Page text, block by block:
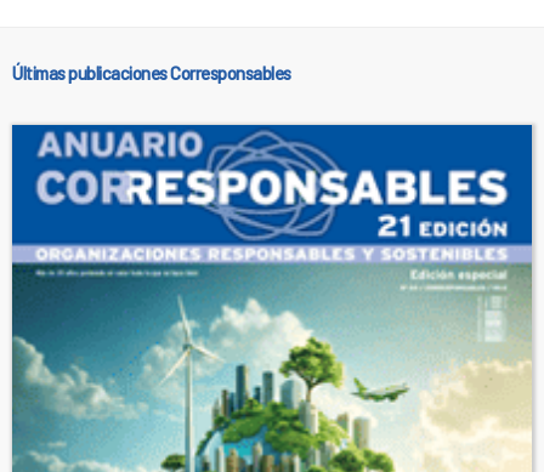
Últimas publicaciones Corresponsables